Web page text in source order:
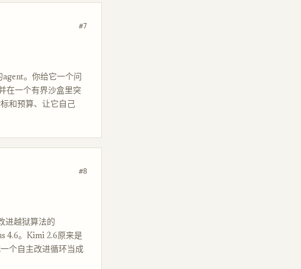
#7
。你给它一个问
在一个有界沙盒里突
和预算、让它自己
#8
进越狱算法的
4.6。Kimi 2.6原来是
个自主改进循环当成